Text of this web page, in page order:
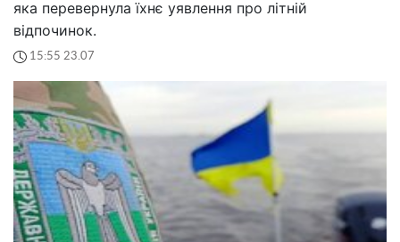
яка перевернула їхнє уявлення про літній
відпочинок.
15:55 23.07